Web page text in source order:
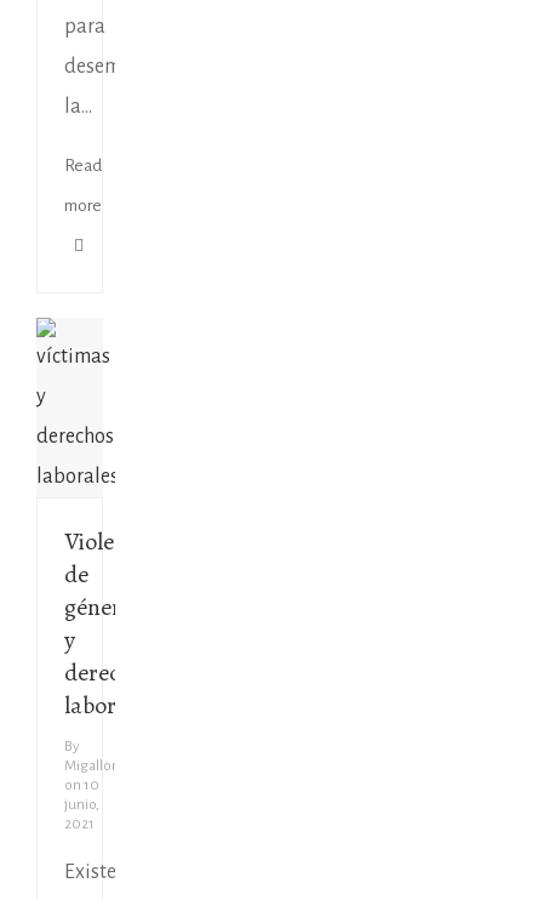
para
desempeñar
la...
Read
more
Violencia
de
género
y
derechos
laborales
By
Migallon
on 10
junio,
2021
Existen